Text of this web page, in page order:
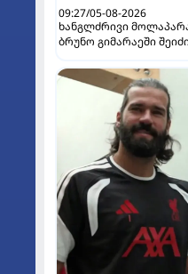
09:27/05-08-2026
ხანგლძრივი
ბრუნო გიმარაეში